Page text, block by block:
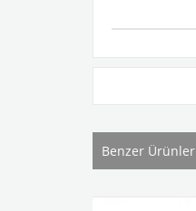
Benzer Ürünler